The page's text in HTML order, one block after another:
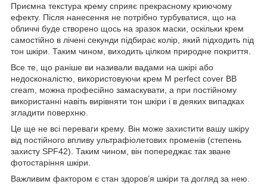
Приємна текстура крему сприяє прекрасному криючому
ефекту. Після нанесення не потрібно турбуватися, що на
обличчі буде створено щось на зразок маски, оскільки крем
самостійно в лічені секунди підбирає колір, який підходить під
тон шкіри. Таким чином, виходить цілком природне покриття.
Все те, що раніше ви називали вадами на шкірі або
недосконалістю, використовуючи крем M perfect cover BB
cream, можна професійно замаскувати, а при постійному
використанні навіть вирівняти тон шкіри і в деяких випадках
згладити поверхню.
Це ще не всі переваги крему. Він може захистити вашу шкіру
від постійного впливу ультрафіолетових променів (степень
захисту SPF42). Таким чином, він попереджає так зване
фотостаріння шкіри.
Важливим фактором є стан здоров’я шкіри та догляд за нею.